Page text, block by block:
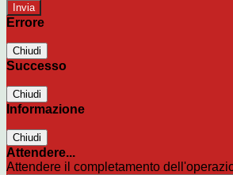
Errore
Chiudi
Successo
Chiudi
Informazione
Chiudi
Attendere...
Attendere il completamento